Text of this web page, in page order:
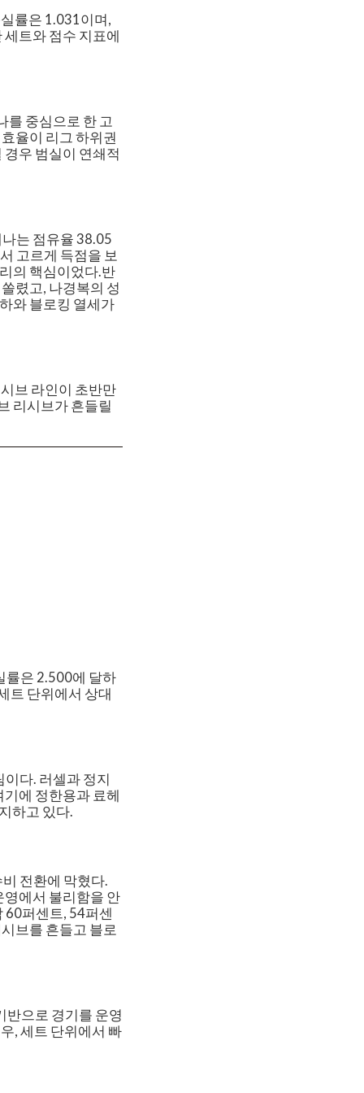
률은 1.031이며,
트와 점수 지표에
를 중심으로 한 고
율이 리그 하위권
우 범실이 연쇄적
는 점유율 38.05
고르게 득점을 보
의 핵심이었다.반
렸고, 나경복의 성
와 블로킹 열세가
브 라인이 초반만
리시브가 흔들릴
률은 2.500에 달하
트 단위에서 상대
다. 러셀과 정지
에 정한용과 료헤
하고 있다.
전환에 막혔다.
에서 불리함을 안
60퍼센트, 54퍼센
브를 흔들고 블로
반으로 경기를 운영
, 세트 단위에서 빠